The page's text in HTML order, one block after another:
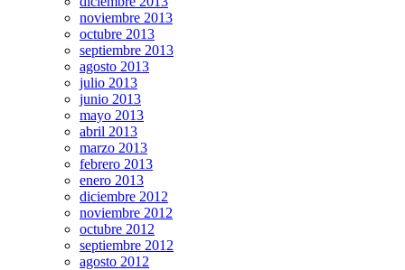
noviembre 2013
octubre 2013
septiembre 2013
agosto 2013
julio 2013
junio 2013
mayo 2013
abril 2013
marzo 2013
febrero 2013
enero 2013
diciembre 2012
noviembre 2012
octubre 2012
septiembre 2012
agosto 2012